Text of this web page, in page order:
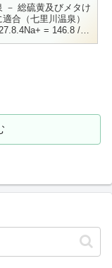
－ 総硫黄及びメタけ
合（七里川温泉）
= 146.8 /
= 26 / Mg++ =